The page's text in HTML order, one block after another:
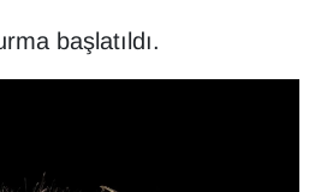
başlatıldı.